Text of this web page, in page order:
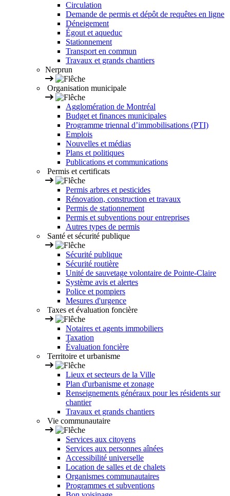
Circulation
Demande de permis et dépôt de requêtes en ligne
Déneigement
Égout et aqueduc
Stationnement
Transport en commun
Travaux et grands chantiers
Nerprun
Organisation municipale
Agglomération de Montréal
Budget et finances municipales
Programme triennal d’immobilisations (PTI)
Emplois
Nouvelles et médias
Plans et politiques
Publications et communications
Permis et certificats
Permis arbres et pesticides
Rénovation, construction et travaux
Permis de stationnement
Permis et subventions pour entreprises
Autres types de permis
Santé et sécurité publique
Sécurité publique
Sécurité routière
Unité de sauvetage volontaire de Pointe-Claire
Système avis et alertes
Police et pompiers
Mesures d'urgence
Taxes et évaluation foncière
Notaires et agents immobiliers
Taxation
Évaluation foncière
Territoire et urbanisme
Lieux et secteurs de la Ville
Plan d'urbanisme et zonage
Renseignements généraux pour les résidents sur
chantier
Travaux et grands chantiers
Vie communautaire
Services aux citoyens
Services aux personnes aînées
Accessibilité universelle
Location de salles et de chalets
Organismes communautaires
Programmes et subventions